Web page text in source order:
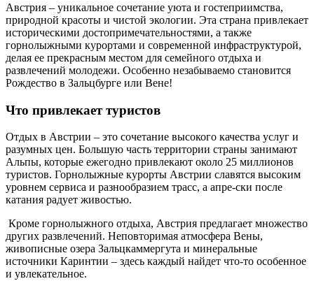
Австрия – уникальное сочетание уюта и гостеприимства,
природной красоты и чистой экологии. Эта страна привлекает
историческими достопримечательностями, а также
горнолыжными курортами и современной инфраструктурой,
делая ее прекрасным местом для семейного отдыха и
развлечений молодежи. Особенно незабываемо становится
Рождество в Зальцбурге или Вене!
Что привлекает туристов
Отдых в Австрии – это сочетание высокого качества услуг и
разумных цен. Большую часть территории страны занимают
Альпы, которые ежегодно привлекают около 25 миллионов
туристов. Горнолыжные курорты Австрии славятся высоким
уровнем сервиса и разнообразием трасс, а апре-ски после
катания радует живостью.
Кроме горнолыжного отдыха, Австрия предлагает множество
других развлечений. Неповторимая атмосфера Вены,
живописные озера Зальцкаммергута и минеральные
источники Каринтии – здесь каждый найдет что-то особенное
и увлекательное.